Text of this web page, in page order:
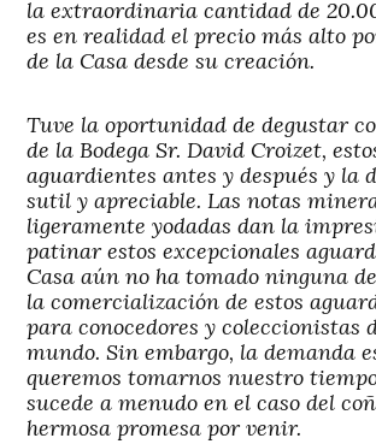
la extraordinaria cantidad de
es en realidad el precio más alto
de la Casa desde su creación.
Tuve la oportunidad de degustar
de la Bodega Sr. David Croizet,
aguardientes antes y después y la
sutil y apreciable. Las notas
ligeramente yodadas dan la
patinar estos excepcionales
Casa aún no ha tomado ninguna
la comercialización de estos
para conocedores y coleccionistas
mundo. Sin embargo, la demanda
queremos tomarnos nuestro
sucede a menudo en el caso del
hermosa promesa por venir.